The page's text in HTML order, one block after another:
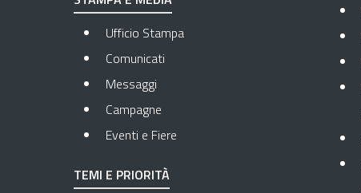
Ufficio Stampa
Comunicati
Messaggi
Campagne
Eventi e Fiere
TEMI E PRIORITÀ